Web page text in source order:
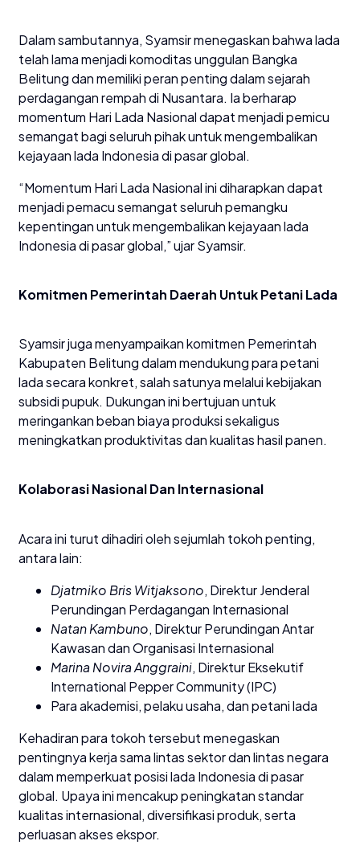
Dalam sambutannya, Syamsir menegaskan bahwa lada
telah lama menjadi komoditas unggulan Bangka
Belitung dan memiliki peran penting dalam sejarah
perdagangan rempah di Nusantara. Ia berharap
momentum Hari Lada Nasional dapat menjadi pemicu
semangat bagi seluruh pihak untuk mengembalikan
kejayaan lada Indonesia di pasar global.
“Momentum Hari Lada Nasional ini diharapkan dapat
menjadi pemacu semangat seluruh pemangku
kepentingan untuk mengembalikan kejayaan lada
Indonesia di pasar global,” ujar Syamsir.
Komitmen Pemerintah Daerah Untuk Petani Lada
Syamsir juga menyampaikan komitmen Pemerintah
Kabupaten Belitung dalam mendukung para petani
lada secara konkret, salah satunya melalui kebijakan
subsidi pupuk. Dukungan ini bertujuan untuk
meringankan beban biaya produksi sekaligus
meningkatkan produktivitas dan kualitas hasil panen.
Kolaborasi Nasional Dan Internasional
Acara ini turut dihadiri oleh sejumlah tokoh penting,
antara lain:
Djatmiko Bris Witjaksono, Direktur Jenderal
Perundingan Perdagangan Internasional
Natan Kambuno, Direktur Perundingan Antar
Kawasan dan Organisasi Internasional
Marina Novira Anggraini, Direktur Eksekutif
International Pepper Community (IPC)
Para akademisi, pelaku usaha, dan petani lada
Kehadiran para tokoh tersebut menegaskan
pentingnya kerja sama lintas sektor dan lintas negara
dalam memperkuat posisi lada Indonesia di pasar
global. Upaya ini mencakup peningkatan standar
kualitas internasional, diversifikasi produk, serta
perluasan akses ekspor.